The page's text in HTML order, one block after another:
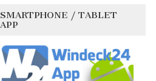
SMARTPHONE / TABLET
APP